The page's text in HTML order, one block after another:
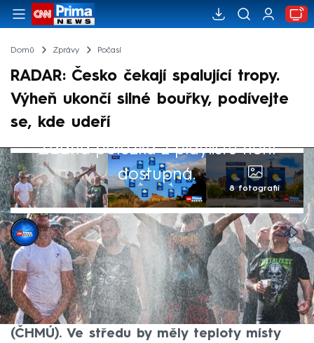
Domů Zprávy Počasí
RADAR: Česko čekají spalující tropy.
Výheň ukončí silné bouřky, podívejte
se, kde udeří
Žádná položka z playlistu není
dostupná.
8 fotografií
CNN Prima NEWS
17. čvc 2024, 08:11
Teploty přesahující 30 stupňů Celsia Česko
jen tak neopustí. Vyplývá to z předpovědi
Českého hydrometeorologického ústavu
(ČHMÚ). Ve středu by měly teploty místy